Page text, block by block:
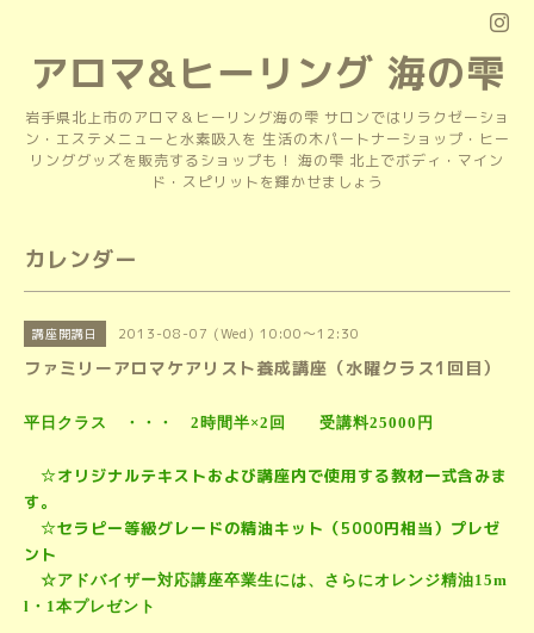
アロマ&ヒーリング 海の雫
岩手県北上市のアロマ＆ヒーリング海の雫 サロンではリラクゼーショ
ン・エステメニューと水素吸入を 生活の木パートナーショップ・ヒー
リンググッズを販売するショップも！ 海の雫 北上でボディ・マイン
ド・スピリットを輝かせましょう
カレンダー
講座開講日 2013-08-07 (Wed) 10:00～12:30
ファミリーアロマケアリスト養成講座（水曜クラス1回目）
平日クラス ・・・ 2時間半×2回 受講料25000円
☆オリジナルテキストおよび講座内で使用する教材一式含みま
す。
☆セラピー等級グレードの精油キット（5000円相当）プレゼ
ント
☆アドバイザー対応講座卒業生には、さらにオレンジ精油15m
l ・ 1本プレゼント